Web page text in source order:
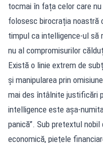
tocmai în fața celor care
folosesc birocrația noastră
timpul ca intelligence-ul să
nu al compromisurilor
Există o linie extrem de
și manipularea prin
mai des întâlnite justificări
intelligence este așa-
panică”. Sub pretextul
economică, piețele